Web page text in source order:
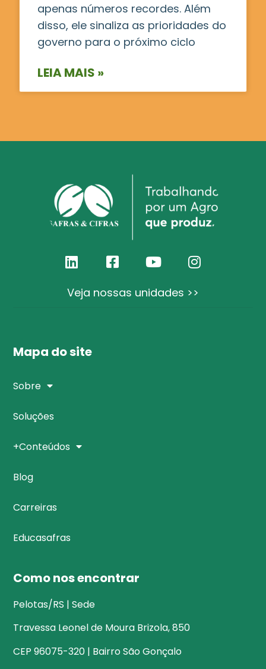
apenas números recordes. Além
disso, ele sinaliza as prioridades do
governo para o próximo ciclo
LEIA MAIS »
Veja nossas unidades >>
Mapa do site
Sobre
Soluções
+Conteúdos
Blog
Carreiras
Educasafras
Como nos encontrar
Pelotas/RS | Sede
Travessa Leonel de Moura Brizola, 850
CEP 96075-320 | Bairro São Gonçalo